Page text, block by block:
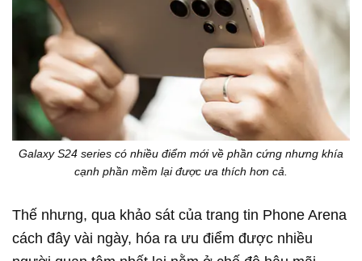
Galaxy S24 series có nhiều điểm mới về phần cứng nhưng khía
cạnh phần mềm lại được ưa thích hơn cả.
Thế nhưng, qua khảo sát của trang tin Phone Arena
cách đây vài ngày, hóa ra ưu điểm được nhiều